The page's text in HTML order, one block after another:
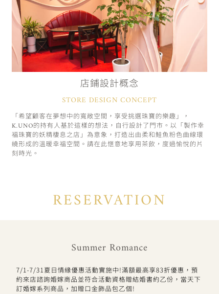
店鋪設計概念
STORE DESIGN CONCEPT
「希望顧客在夢想中的寬敞空間，享受挑選珠寶的樂趣」，
K.UNO的持有人基於這樣的想法，自行設計了門市。以「製作幸
福珠寶的妖精棲息之店」為意象，打造出由柔和鮭魚粉色曲線環
繞形成的溫暖幸福空間。請在此愜意地享用茶飲，度過愉悅的片
刻時光。
RESERVATION
Summer Romance
7/1-7/31夏日情緣優惠活動實施中!滿額最高享83折優惠，預
約來店諮詢婚嫁商品並符合活動資格贈結婚書約乙份，當天下
訂婚嫁系列商品，加贈口金飾品包乙個!